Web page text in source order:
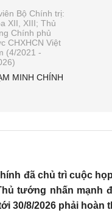
Bộ Chính trị:
XII, XIII; Thủ
Chính phủ
CHXHCN Việt
(4/2021 -
MINH CHÍNH
đã chủ trì cuộc
tướng nhấn mạnh
30/8/2026 phải hoàn